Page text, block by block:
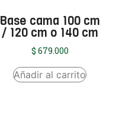
Base cama 100 cm
/ 120 cm o 140 cm
$ 679.000
Añadir al carrito